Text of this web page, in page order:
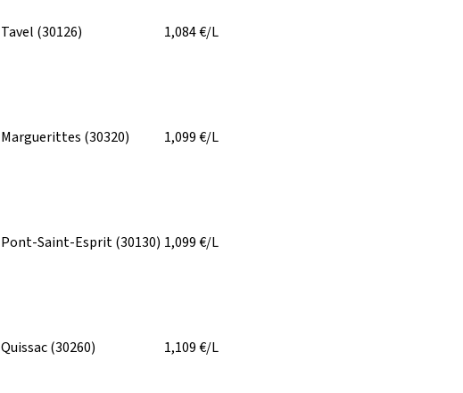
Tavel (30126) 1,084€/L
Marguerittes (30320) 1,099€/L
Pont-Saint-Esprit(30130) 1,099€/L
Quissac(30260) 1,109€/L